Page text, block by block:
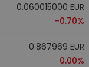
0.060015000 EUR
-0.70%
0.867969 EUR
0.00%